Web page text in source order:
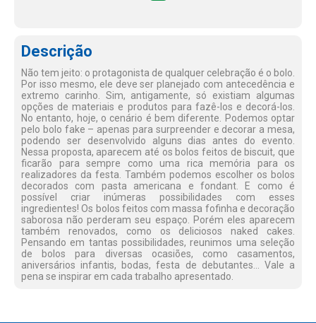
Descrição
Não tem jeito: o protagonista de qualquer celebração é o bolo.
Por isso mesmo, ele deve ser planejado com antecedência e
extremo carinho. Sim, antigamente, só existiam algumas
opções de materiais e produtos para fazê-los e decorá-los.
No entanto, hoje, o cenário é bem diferente. Podemos optar
pelo bolo fake – apenas para surpreender e decorar a mesa,
podendo ser desenvolvido alguns dias antes do evento.
Nessa proposta, aparecem até os bolos feitos de biscuit, que
ficarão para sempre como uma rica memória para os
realizadores da festa. Também podemos escolher os bolos
decorados com pasta americana e fondant. E como é
possível criar inúmeras possibilidades com esses
ingredientes! Os bolos feitos com massa fofinha e decoração
saborosa não perderam seu espaço. Porém eles aparecem
também renovados, como os deliciosos naked cakes.
Pensando em tantas possibilidades, reunimos uma seleção
de bolos para diversas ocasiões, como casamentos,
aniversários infantis, bodas, festa de debutantes... Vale a
pena se inspirar em cada trabalho apresentado.